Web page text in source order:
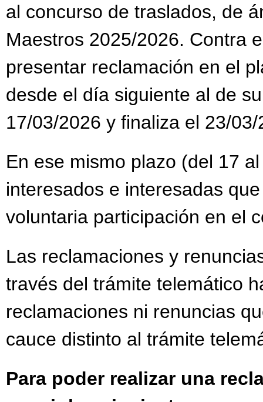
al concurso de traslados, de
Maestros 2025/2026. Contra
presentar reclamación en el
desde el día siguiente al de
17/03/2026 y finaliza el 23/
En ese mismo plazo (del 17
interesados e interesadas
voluntaria participación en el
Las reclamaciones y
través del trámite telemático
reclamaciones ni renuncias
cauce distinto al trámite
Para poder realizar una